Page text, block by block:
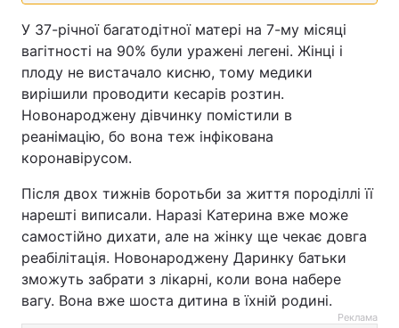
У 37-річної багатодітної матері на 7-му місяці
вагітності на 90% були уражені легені. Жінці і
плоду не вистачало кисню, тому медики
вирішили проводити кесарів розтин.
Новонароджену дівчинку помістили в
реанімацію, бо вона теж інфікована
коронавірусом.
Після двох тижнів боротьби за життя породіллі її
нарешті виписали. Наразі Катерина вже може
самостійно дихати, але на жінку ще чекає довга
реабілітація. Новонароджену Даринку батьки
зможуть забрати з лікарні, коли вона набере
вагу. Вона вже шоста дитина в їхній родині.
Реклама